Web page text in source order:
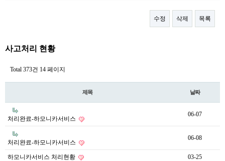
수정 삭제 목록
사고처리 현황
Total 373건 14 페이지
제목 날짜
처리완료-하모니카서비스
06-07
처리완료-하모니카서비스
06-08
하모니카서비스 처리현황 03-25